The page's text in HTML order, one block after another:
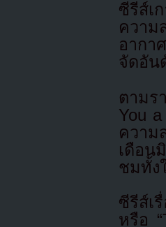
ซีรีส์เ
ควา
อากา
จัดอัน
ตามร
You
ความ
เดือน
ชมทั้ง
ซีรีส์เ
หรือ